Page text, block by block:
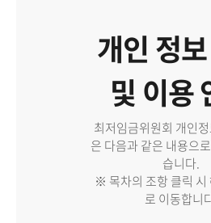
개인 정
및 이용
최저임금위원회 개인
은 다음과 같은 내용으
습니다.
※ 목차의 조항 클릭 시
로 이동합니